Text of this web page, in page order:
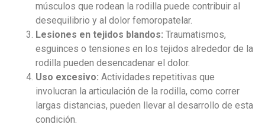
músculos que rodean la rodilla puede contribuir al
desequilibrio y al dolor femoropatelar.
Lesiones en tejidos blandos: Traumatismos,
esguinces o tensiones en los tejidos alrededor de la
rodilla pueden desencadenar el dolor.
Uso excesivo: Actividades repetitivas que
involucran la articulación de la rodilla, como correr
largas distancias, pueden llevar al desarrollo de esta
condición.